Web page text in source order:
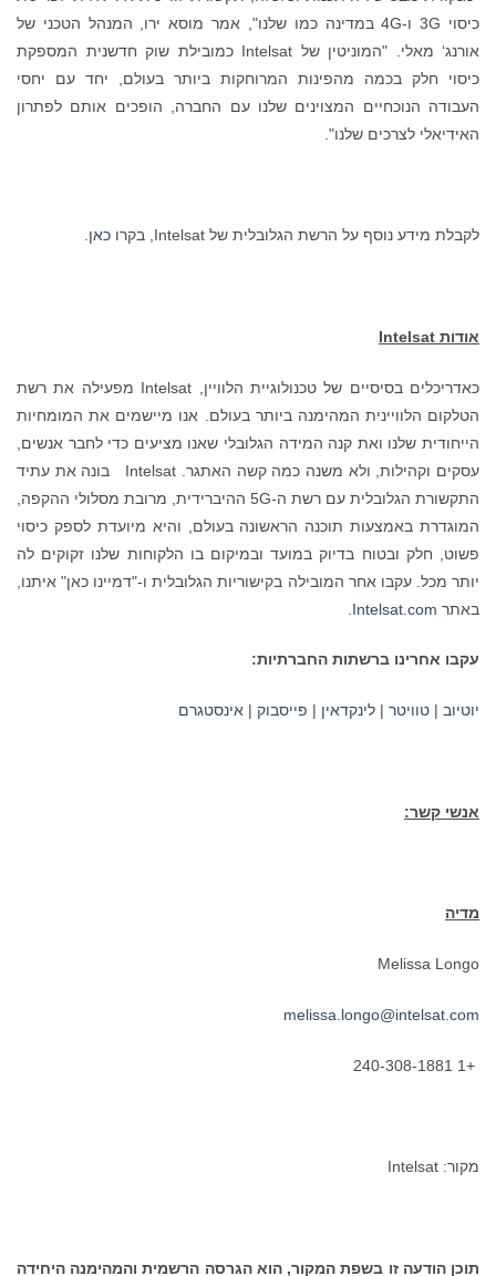
כיסוי 3G ו-4G במדינה כמו שלנו", אמר מוסא ירו, המנהל הטכני של
אורנג‘ מאלי. "המוניטין של Intelsat כמובילת שוק חדשנית המספקת
כיסוי חלק בכמה מהפינות המרוחקות ביותר בעולם, יחד עם יחסי
העבודה הנוכחיים המצוינים שלנו עם החברה, הופכים אותם לפתרון
האידיאלי לצרכים שלנו".
לקבלת מידע נוסף על הרשת הגלובלית של Intelsat, בקרו כאן.
אודות Intelsat
כאדריכלים בסיסיים של טכנולוגיית הלוויין, Intelsat מפעילה את רשת
הטלקום הלוויינית המהימנה ביותר בעולם. אנו מיישמים את המומחיות
הייחודית שלנו ואת קנה המידה הגלובלי שאנו מציעים כדי לחבר אנשים,
עסקים וקהילות, ולא משנה כמה קשה האתגר. Intelsat בונה את עתיד
התקשורת הגלובלית עם רשת ה-5G ההיברידית, מרובת מסלולי ההקפה,
המוגדרת באמצעות תוכנה הראשונה בעולם, והיא מיועדת לספק כיסוי
פשוט, חלק ובטוח בדיוק במועד ובמיקום בו הלקוחות שלנו זקוקים לה
יותר מכל. עקבו אחר המובילה בקישוריות הגלובלית ו-"דמיינו כאן" איתנו,
באתר Intelsat.com
עקבו אחרינו ברשתות החברתיות:
יוטיוב | טוויטר | לינקדאין | פייסבוק | אינסטגרם
אנשי קשר:
מדיה
Melissa Longo
melissa.longo@intelsat.com
+1 240-308-1881
מקור: Intelsat
תוכן הודעה זו בשפת המקור, הוא הגרסה הרשמית והמהימנה היחידה